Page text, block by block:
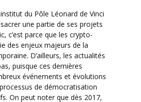
du Pôle Léonard de Vinci
une partie de ses projets
c’est parce que les crypto-
des enjeux majeurs de la
D’ailleurs, les actualités
puisque ces dernières
événements et évolutions
de démocratisation
On peut noter que dès 2017,